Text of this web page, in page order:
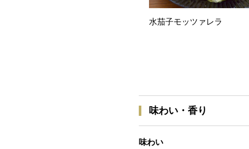
水茄子モッツァレラ
味わい・香り
味わい